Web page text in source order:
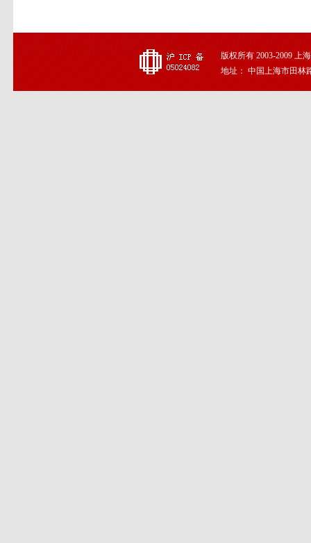
版权所有 2003-2009 上
地址： 中国上海市田林